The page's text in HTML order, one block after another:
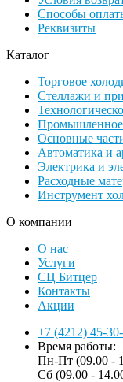
Способы
Реквизиты
Каталог
Торговое
Стеллажи и
Промышленное
Основные
Автоматика и
Электрика и
Расходные
Инструмент
О компании
О нас
Услуги
СЦ Битцер
Контакты
Акции
+7 (4212) 45-
Время работы:
Пн-Пт (09.00 -
Сб (09.00 -